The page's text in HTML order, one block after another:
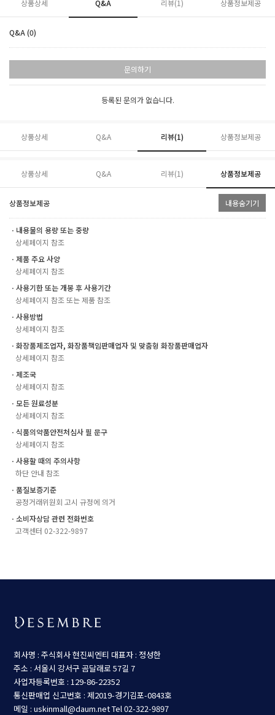
상품상세 Q&A 리뷰(1) 상품정보제공
Q&A (0)
문의하기
등록된 문의가 없습니다.
상품상세 Q&A 리뷰(1) 상품정보제공
상품상세 Q&A 리뷰(1) 상품정보제공
상품정보제공 내용숨기기
ㆍ내용물의 용량 또는 중량
상세페이지 참조
ㆍ제품 주요 사양
상세페이지 참조
ㆍ사용기한 또는 개봉 후 사용기간
상세페이지 참조 또는 제품 참조
ㆍ사용방법
상세페이지 참조
ㆍ화장품제조업자, 화장품책임판매업자 및 맞춤형 화장품판매업자
상세페이지 참조
ㆍ제조국
상세페이지 참조
ㆍ모든 원료성분
상세페이지 참조
ㆍ식품의약품안전처심사 필 문구
상세페이지 참조
ㆍ사용할 때의 주의사항
하단 안내 참조
ㆍ품질보증기준
공정거래위원회 고시 규정에 의거
ㆍ소비자상담 관련 전화번호
고객센터 02-322-9897
회사명 : 주식회사 현진씨엔티 대표자 : 정성한
주소 : 서울시 강서구 곰달래로 57길 7
사업자등록번호 : 129-86-22352
통신판매업 신고번호 : 제2019-경기김포-0843호
메일 : uskinmall@daum.netTel 02-322-9897